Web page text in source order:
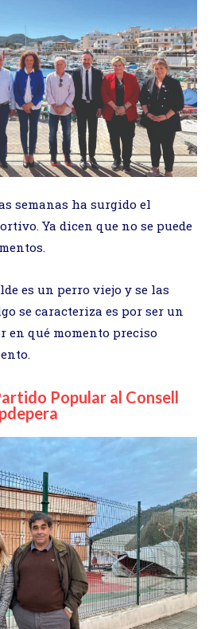
semanas ha surgido el
Ya dicen que no se puede
es un perro viejo y se las
se caracteriza es por ser un
en qué momento preciso
Popular al Consell